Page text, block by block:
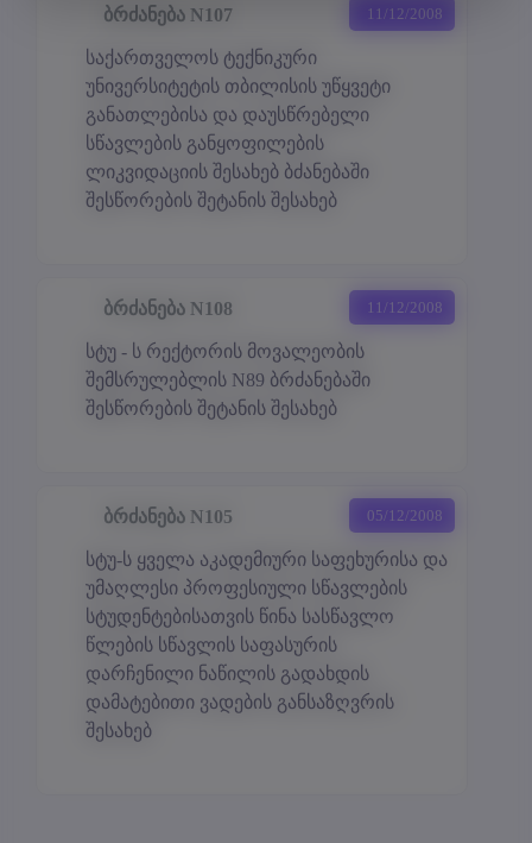
ბრძანება N107
საქართველოს ტექნიკური
უნივერსიტეტის თბილისის უწყვეტი
განათლებისა და დაუსწრებელი
სწავლების განყოფილების
ლიკვიდაციის შესახებ ბძანებაში
შესწორების შეტანის შესახებ
11/12/2008
ბრძანება N108
სტუ - ს რექტორის მოვალეობის
შემსრულებლის N89 ბრძანებაში
შესწორების შეტანის შესახებ
11/12/2008
ბრძანება N105
სტუ-ს ყველა აკადემიური საფეხურისა და
უმაღლესი პროფესიული სწავლების
სტუდენტებისათვის წინა სასწავლო
წლების სწავლის საფასურის
დარჩენილი ნაწილის გადახდის
დამატებითი ვადების განსაზღვრის
შესახებ
05/12/2008